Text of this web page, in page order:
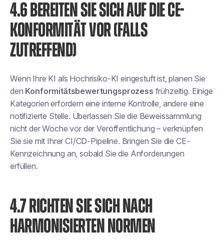
4.6 BEREITEN SIE SICH AUF DIE CE-
KONFORMITÄT VOR (FALLS
ZUTREFFEND)
Wenn Ihre KI als Hochrisiko-KI eingestuft ist, planen Sie
den Konformitätsbewertungsprozess frühzeitig. Einige
Kategorien erfordern eine interne Kontrolle, andere eine
notifizierte Stelle. Überlassen Sie die Beweissammlung
nicht der Woche vor der Veröffentlichung – verknüpfen
Sie sie mit Ihrer CI/CD-Pipeline. Bringen Sie die CE-
Kennzeichnung an, sobald Sie die Anforderungen
erfüllen.
4.7 RICHTEN SIE SICH NACH
HARMONISIERTEN NORMEN